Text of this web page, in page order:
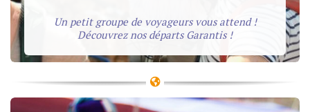
Un petit groupe de voyageurs vous attend !
Découvrez nos départs Garantis !